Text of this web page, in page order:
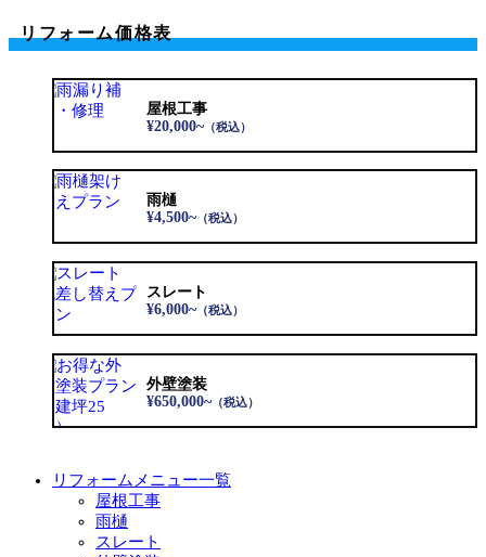
リフォーム価格表
屋根工事
¥20,000~（税込）
雨樋
¥4,500~（税込）
スレート
¥6,000~（税込）
外壁塗装
¥650,000~（税込）
リフォームメニュー一覧
屋根工事
雨樋
スレート